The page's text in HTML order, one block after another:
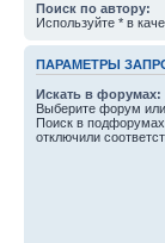
Поиск по автору:
Используйте * в
ПАРАМЕТРЫ
Искать в форумах:
Выберите форум
Поиск в
отключили